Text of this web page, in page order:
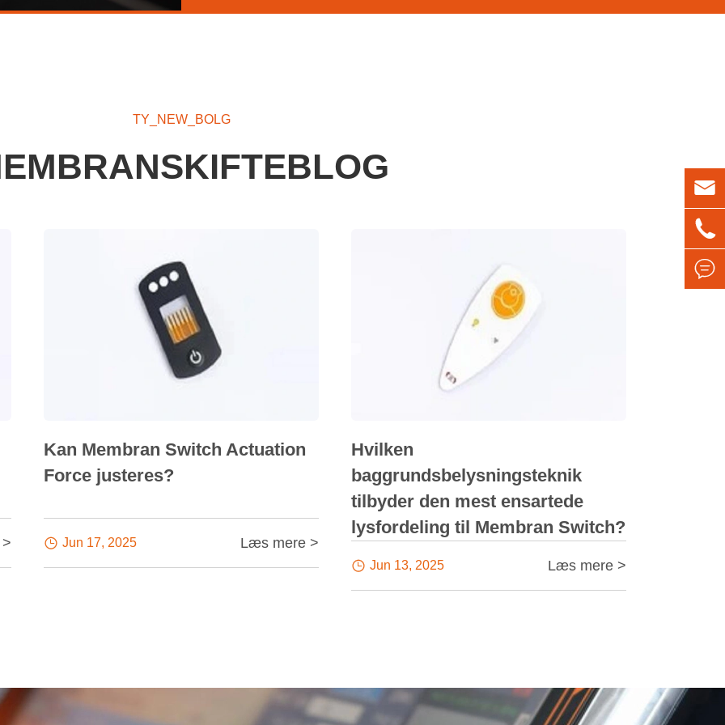
TY_NEW_BOLG
Kan Membran Switch Actuation
Force justeres?
 Jun 17, 2025 Læs mere >
Hvilken
baggrundsbelysningsteknik
tilbyder den mest ensartede
lysfordeling til Membran Switch?
 Jun 13, 2025 Læs mere >


